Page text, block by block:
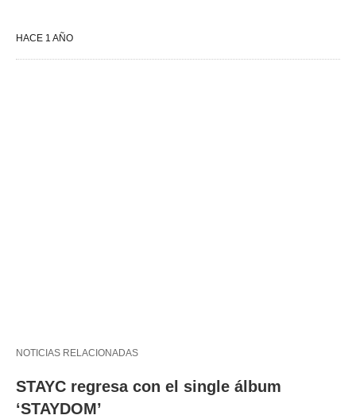
HACE 1 AÑO
NOTICIAS RELACIONADAS
STAYC regresa con el single álbum
‘STAYDOM’